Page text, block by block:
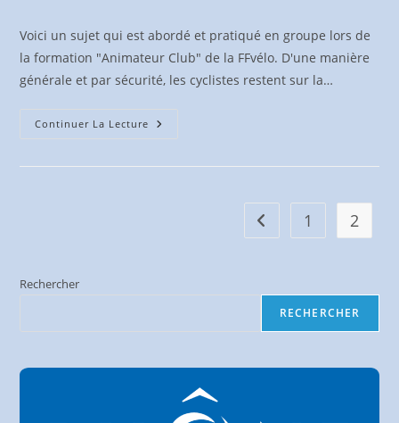
Voici un sujet qui est abordé et pratiqué en groupe lors de
la formation "Animateur Club" de la FFvélo. D'une manière
générale et par sécurité, les cyclistes restent sur la…
Continuer La Lecture Traverser
Go to the previous
1 2
Rechercher
RECHERCHER